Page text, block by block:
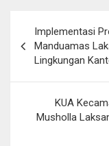
navigation
Implementasi
Manduamas
Lingkungan
KUA
Musholla